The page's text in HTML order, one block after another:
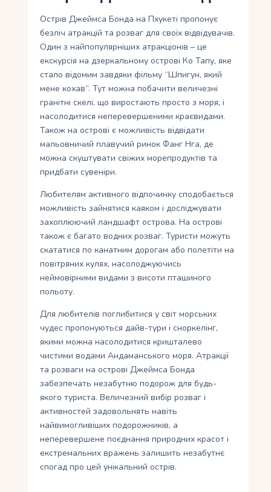
Острів Джеймса Бонда на Пхукеті пропонує
безліч атракцій та розваг для своїх відвідувачів.
Один з найпопулярніших атракціонів – це
екскурсія на дзеркальному острові Ко Тапу, яке
стало відомим завдяки фільму “Шпигун, який
мене кохав”. Тут можна побачити величезні
гранітні скелі, що виростають просто з моря, і
насолодитися неперевершеними краєвидами.
Також на острові є можливість відвідати
мальовничий плавучий ринок Фанг Нга, де
можна скуштувати свіжих морепродуктів та
придбати сувеніри.
Любителям активного відпочинку сподобається
можливість зайнятися каяком і досліджувати
захоплюючий ландшафт острова. На острові
також є багато водних розваг. Туристи можуть
скататися по канатним дорогам або полетіти на
повітряних кулях, насолоджуючись
неймовірними видами з висоти пташиного
польоту.
Для любителів поглибитися у світ морських
чудес пропонуються дайв-тури і сноркелінг,
якими можна насолодитися кришталево
чистими водами Андаманського моря. Атракції
та розваги на острові Джеймса Бонда
забезпечать незабутню подорож для будь-
якого туриста. Величезний вибір розваг і
активностей задовольнять навіть
найвимогливіших подорожників, а
неперевершене поєднання природних красот і
екстремальних вражень залишить незабутнє
спогад про цей унікальний острів.